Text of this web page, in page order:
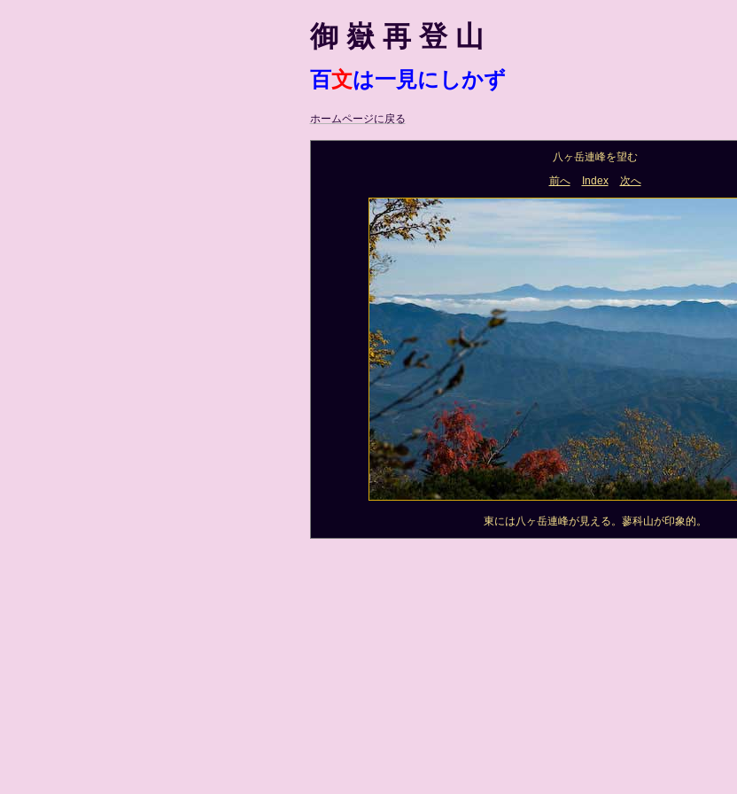
御 嶽 再 登 山
百文は一見にしかず
ホームページに戻る
八ヶ岳連峰を望む
前へ
Index 次へ
東には八ヶ岳連峰が見える。蓼科山が印象的。